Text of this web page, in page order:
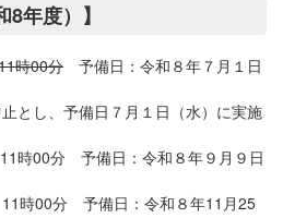
8年度）】
時00分 予備日：令和８年７月１日
とし、予備日７月１日（水）に実施
時00分 予備日：令和８年９月９日
時00分 予備日：令和８年11月25